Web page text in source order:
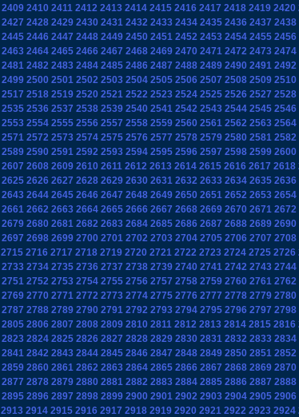
2409 2410 2411 2412 2413 2414 2415 2416 2417 2418 2419 2420
2427 2428 2429 2430 2431 2432 2433 2434 2435 2436 2437 2438
2445 2446 2447 2448 2449 2450 2451 2452 2453 2454 2455 2456
2463 2464 2465 2466 2467 2468 2469 2470 2471 2472 2473 2474
2481 2482 2483 2484 2485 2486 2487 2488 2489 2490 2491 2492
2499 2500 2501 2502 2503 2504 2505 2506 2507 2508 2509 2510
2517 2518 2519 2520 2521 2522 2523 2524 2525 2526 2527 2528
2535 2536 2537 2538 2539 2540 2541 2542 2543 2544 2545 2546
2553 2554 2555 2556 2557 2558 2559 2560 2561 2562 2563 2564
2571 2572 2573 2574 2575 2576 2577 2578 2579 2580 2581 2582
2589 2590 2591 2592 2593 2594 2595 2596 2597 2598 2599 2600
2607 2608 2609 2610 2611 2612 2613 2614 2615 2616 2617 2618
2625 2626 2627 2628 2629 2630 2631 2632 2633 2634 2635 2636
2643 2644 2645 2646 2647 2648 2649 2650 2651 2652 2653 2654
2661 2662 2663 2664 2665 2666 2667 2668 2669 2670 2671 2672
2679 2680 2681 2682 2683 2684 2685 2686 2687 2688 2689 2690
2697 2698 2699 2700 2701 2702 2703 2704 2705 2706 2707 2708
2715 2716 2717 2718 2719 2720 2721 2722 2723 2724 2725 2726
2733 2734 2735 2736 2737 2738 2739 2740 2741 2742 2743 2744
2751 2752 2753 2754 2755 2756 2757 2758 2759 2760 2761 2762
2769 2770 2771 2772 2773 2774 2775 2776 2777 2778 2779 2780
2787 2788 2789 2790 2791 2792 2793 2794 2795 2796 2797 2798
2805 2806 2807 2808 2809 2810 2811 2812 2813 2814 2815 2816
2823 2824 2825 2826 2827 2828 2829 2830 2831 2832 2833 2834
2841 2842 2843 2844 2845 2846 2847 2848 2849 2850 2851 2852
2859 2860 2861 2862 2863 2864 2865 2866 2867 2868 2869 2870
2877 2878 2879 2880 2881 2882 2883 2884 2885 2886 2887 2888
2895 2896 2897 2898 2899 2900 2901 2902 2903 2904 2905 2906
2913 2914 2915 2916 2917 2918 2919 2920 2921 2922 2923 2924